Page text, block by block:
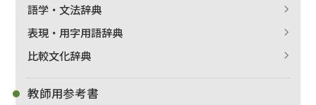
語学・文法辞典
表現・用字用語辞典
比較文化辞典
教師用参考書